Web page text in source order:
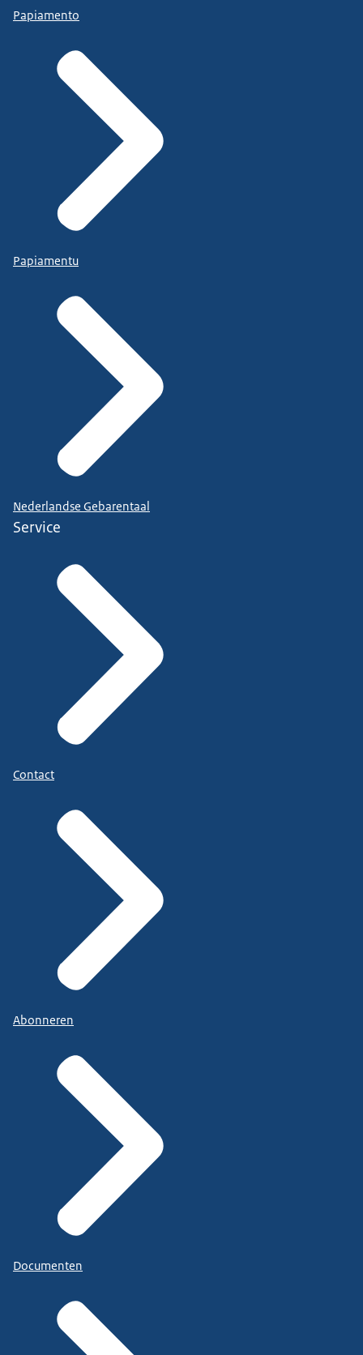
Papiamento
Papiamentu
Nederlandse Gebarentaal
Service
Contact
Abonneren
Documenten